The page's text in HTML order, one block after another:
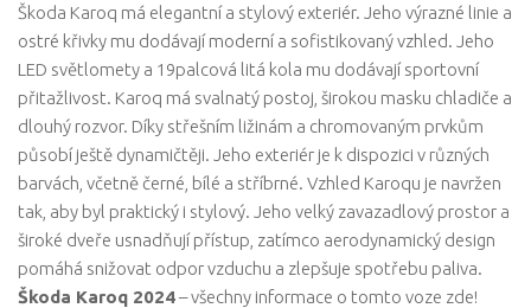
Škoda Karoq má elegantní a stylový exteriér. Jeho výrazné linie a
ostré křivky mu dodávají moderní a sofistikovaný vzhled. Jeho
LED světlomety a 19palcová litá kola mu dodávají sportovní
přitažlivost. Karoq má svalnatý postoj, širokou masku chladiče a
dlouhý rozvor. Díky střešním ližinám a chromovaným prvkům
působí ještě dynamičtěji. Jeho exteriér je k dispozici v různých
barvách, včetně černé, bílé a stříbrné. Vzhled Karoqu je navržen
tak, aby byl praktický i stylový. Jeho velký zavazadlový prostor a
široké dveře usnadňují přístup, zatímco aerodynamický design
pomáhá snižovat odpor vzduchu a zlepšuje spotřebu paliva.
Škoda Karoq 2024– všechny informace o tomto voze zde!